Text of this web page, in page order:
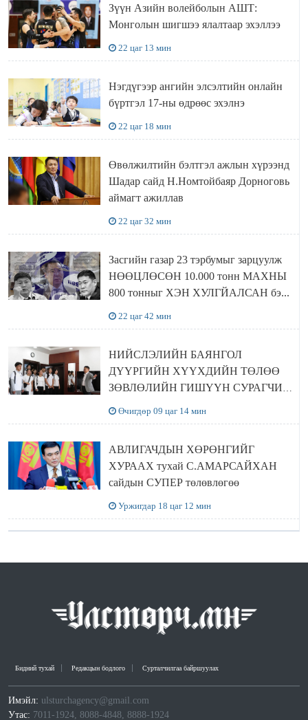
Зүүн Азийн волейболын АШТ:
Монголын шигшээ ялалтаар эхэллээ
22 цаг 13 мин
Нэгдүгээр ангийн элсэлтийн онлайн
бүртгэл 17-ны өдрөөс эхэлнэ
22 цаг 18 мин
Өвөлжилтийн бэлтгэл ажлын хүрээнд
Шадар сайд Н.Номтойбаяр Дорноговь
аймагт ажиллав
22 цаг 32 мин
Засгийн газар 23 тэрбумыг зарцуулж
НӨӨЦЛӨСӨН 10.000 тонн МАХНЫ
800 тонныг ХЭН ХУЛГЙАЛСАН бэ...
22 цаг 42 мин
НИЙСЛЭЛИЙН БАЯНГОЛ
ДҮҮРГИЙН ХҮҮХДИЙН ТӨЛӨӨ
ЗӨВЛӨЛИЙН ГИШҮҮН СУРАГЧИД
Өчигдөр 09 цаг 14 мин
АВЛИГАЧДЫН ХӨРӨНГИЙГ
ХУРААХ тухай С.АМАРСАЙХАН
сайдын СУПЕР төлөвлөгөө
Уржигдар 18 цаг 12 мин
Бидний тухай Редакцын бодлого Сурталчилгаа байршуулах
Имэйл: ulsturchagency@gmail.com
Утас: 7011-1924, 8088-4848, 8888-1924